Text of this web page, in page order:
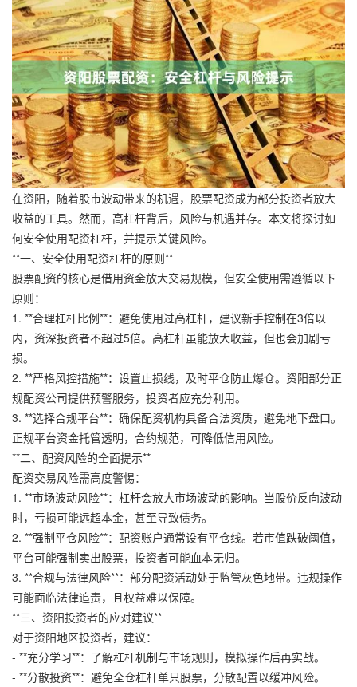
在资阳，随着股市波动带来的机遇，股票配资成为部分投资者放大
收益的工具。然而，高杠杆背后，风险与机遇并存。本文将探讨如
何安全使用配资杠杆，并提示关键风险。
**一、安全使用配资杠杆的原则**
股票配资的核心是借用资金放大交易规模，但安全使用需遵循以下
原则：
1. **合理杠杆比例**：避免使用过高杠杆，建议新手控制在3倍以
内，资深投资者不超过5倍。高杠杆虽能放大收益，但也会加剧亏
损。
2. **严格风控措施**：设置止损线，及时平仓防止爆仓。资阳部分正
规配资公司提供预警服务，投资者应充分利用。
3. **选择合规平台**：确保配资机构具备合法资质，避免地下盘口。
正规平台资金托管透明，合约规范，可降低信用风险。
**二、配资风险的全面提示**
配资交易风险需高度警惕：
1. **市场波动风险**：杠杆会放大市场波动的影响。当股价反向波动
时，亏损可能远超本金，甚至导致债务。
2. **强制平仓风险**：配资账户通常设有平仓线。若市值跌破阈值，
平台可能强制卖出股票，投资者可能血本无归。
3. **合规与法律风险**：部分配资活动处于监管灰色地带。违规操作
可能面临法律追责，且权益难以保障。
**三、资阳投资者的应对建议**
对于资阳地区投资者，建议：
- **充分学习**：了解杠杆机制与市场规则，模拟操作后再实战。
- **分散投资**：避免全仓杠杆单只股票，分散配置以缓冲风险。